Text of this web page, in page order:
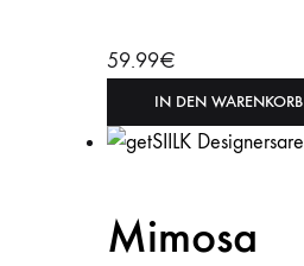
59.99€
IN DEN WARENKORB
Mimosa